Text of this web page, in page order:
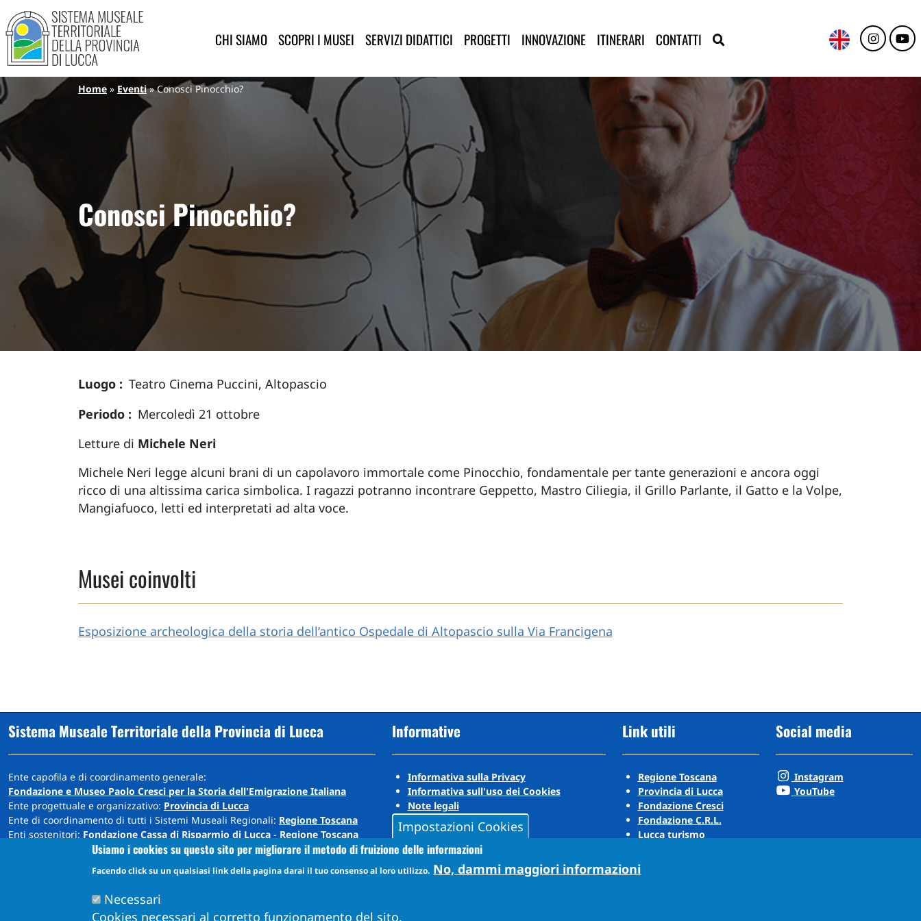
Salta al contenuto principale
Sistema Museale Territoriale della Provincia di Lucca
Navigazione principale
CHI SIAMO SCOPRI I MUSEI SERVIZI DIDATTICI PROGETTI INNOVAZIONE ITINERARI CONTATTI
Briciole di pane
Home Eventi Conosci Pinocchio?
Conosci Pinocchio?
Luogo
Teatro Cinema Puccini, Altopascio
Periodo
Mercoledì 21 ottobre
Letture di Michele Neri
Michele Neri legge alcuni brani di un capolavoro immortale come Pinocchio, fondamentale per tante generazioni e ancora oggi
ricco di una altissima carica simbolica. I ragazzi potranno incontrare Geppetto, Mastro Ciliegia, il Grillo Parlante, il Gatto e la Volpe,
Mangiafuoco, letti ed interpretati ad alta voce.
Musei coinvolti
Esposizione archeologica della storia dell’antico Ospedale di Altopascio sulla Via Francigena
Sistema Museale Territoriale della Provincia di Lucca
Ente capofila e di coordinamento generale:
Fondazione e Museo Paolo Cresci per la Storia dell'Emigrazione Italiana
Ente progettuale e organizzativo: Provincia di Lucca
Ente di coordinamento di tutti i Sistemi Museali Regionali: Regione Toscana
Enti sostenitori: Fondazione Cassa di Risparmio di Lucca - Regione Toscana
Sede: Cortile Carrara - Palazzo Ducale - 55100 Lucca
info@museiprovincialucca.it
Informative
Informativa sulla Privacy
Informativa sull'uso dei Cookies
Note legali
Link utili
Regione Toscana
Provincia di Lucca
Fondazione Cresci
Fondazione C.R.L.
Lucca turismo
Puccini Lands
Social media
Instagram
YouTube
Impostazioni Cookies
Usiamo i cookies su questo sito per migliorare il metodo di fruizione delle informazioni
Facendo click su un qualsiasi link della pagina darai il tuo consenso al loro utilizzo. No, dammi maggiori informazioni
Necessari
Cookies necessari al corretto funzionamento del sito.